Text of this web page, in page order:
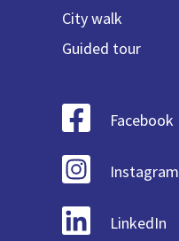
City walk
Guided tour
Facebook
Instagram
LinkedIn